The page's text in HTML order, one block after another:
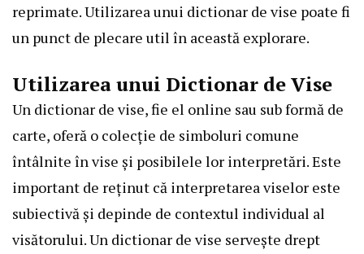
reprimate. Utilizarea unui dictionar de vise poate fi
un punct de plecare util în această explorare.
Utilizarea unui Dictionar de Vise
Un dictionar de vise, fie el online sau sub formă de
carte, oferă o colecție de simboluri comune
întâlnite în vise și posibilele lor interpretări. Este
important de reținut că interpretarea viselor este
subiectivă și depinde de contextul individual al
visătorului. Un dictionar de vise servește drept